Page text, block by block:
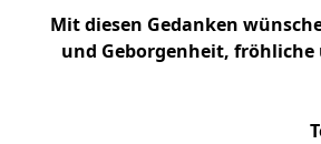
Mit diesen Gedanken
und Geborgenheit,